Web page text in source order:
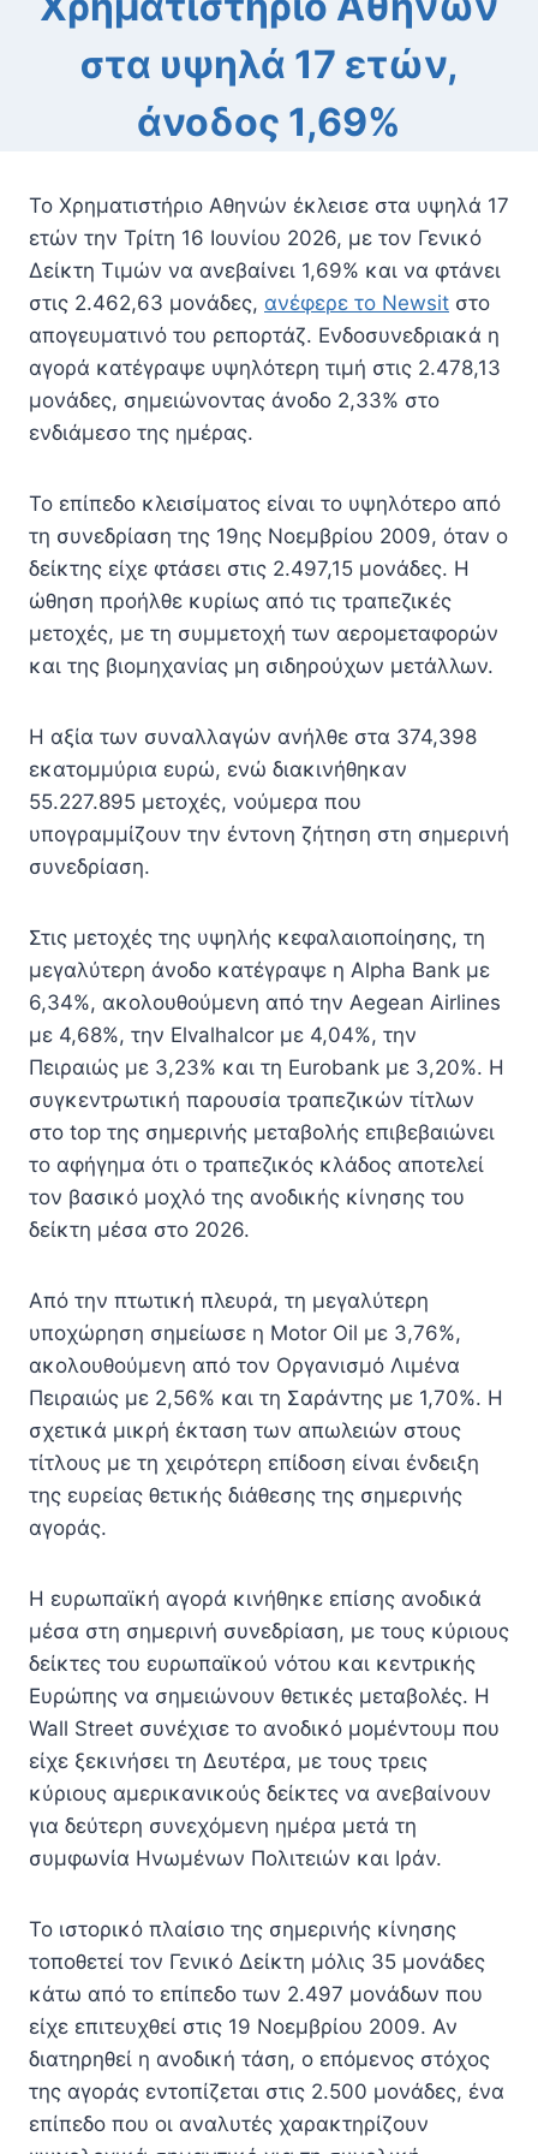
στα υψηλά 17 ετών,
άνοδος 1,69%
Το Χρηματιστήριο Αθηνών έκλεισε στα υψηλά 17
ετών την Τρίτη 16 Ιουνίου 2026, με τον Γενικό
Δείκτη Τιμών να ανεβαίνει 1,69% και να φτάνει
στις 2.462,63 μονάδες, ανέφερε το Newsit στο
απογευματινό του ρεπορτάζ. Ενδοσυνεδριακά η
αγορά κατέγραψε υψηλότερη τιμή στις 2.478,13
μονάδες, σημειώνοντας άνοδο 2,33% στο
ενδιάμεσο της ημέρας.
Το επίπεδο κλεισίματος είναι το υψηλότερο από
τη συνεδρίαση της 19ης Νοεμβρίου 2009, όταν ο
δείκτης είχε φτάσει στις 2.497,15 μονάδες. Η
ώθηση προήλθε κυρίως από τις τραπεζικές
μετοχές, με τη συμμετοχή των αερομεταφορών
και της βιομηχανίας μη σιδηρούχων μετάλλων.
Η αξία των συναλλαγών ανήλθε στα 374,398
εκατομμύρια ευρώ, ενώ διακινήθηκαν
55.227.895 μετοχές, νούμερα που
υπογραμμίζουν την έντονη ζήτηση στη σημερινή
συνεδρίαση.
Στις μετοχές της υψηλής κεφαλαιοποίησης, τη
μεγαλύτερη άνοδο κατέγραψε η Alpha Bank με
6,34%, ακολουθούμενη από την Aegean Airlines
με 4,68%, την Elvalhalcor με 4,04%, την
Πειραιώς με 3,23% και τη Eurobank με 3,20%. Η
συγκεντρωτική παρουσία τραπεζικών τίτλων
στο top της σημερινής μεταβολής επιβεβαιώνει
το αφήγημα ότι ο τραπεζικός κλάδος αποτελεί
τον βασικό μοχλό της ανοδικής κίνησης του
δείκτη μέσα στο 2026.
Από την πτωτική πλευρά, τη μεγαλύτερη
υποχώρηση σημείωσε η Motor Oil με 3,76%,
ακολουθούμενη από τον Οργανισμό Λιμένα
Πειραιώς με 2,56% και τη Σαράντης με 1,70%. Η
σχετικά μικρή έκταση των απωλειών στους
τίτλους με τη χειρότερη επίδοση είναι ένδειξη
της ευρείας θετικής διάθεσης της σημερινής
αγοράς.
Η ευρωπαϊκή αγορά κινήθηκε επίσης ανοδικά
μέσα στη σημερινή συνεδρίαση, με τους κύριους
δείκτες του ευρωπαϊκού νότου και κεντρικής
Ευρώπης να σημειώνουν θετικές μεταβολές. Η
Wall Street συνέχισε το ανοδικό μομέντουμ που
είχε ξεκινήσει τη Δευτέρα, με τους τρεις
κύριους αμερικανικούς δείκτες να ανεβαίνουν
για δεύτερη συνεχόμενη ημέρα μετά τη
συμφωνία Ηνωμένων Πολιτειών και Ιράν.
Το ιστορικό πλαίσιο της σημερινής κίνησης
τοποθετεί τον Γενικό Δείκτη μόλις 35 μονάδες
κάτω από το επίπεδο των 2.497 μονάδων που
είχε επιτευχθεί στις 19 Νοεμβρίου 2009. Αν
διατηρηθεί η ανοδική τάση, ο επόμενος στόχος
της αγοράς εντοπίζεται στις 2.500 μονάδες, ένα
επίπεδο που οι αναλυτές χαρακτηρίζουν